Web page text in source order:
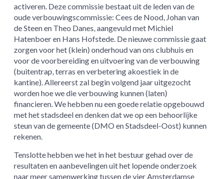
activeren. Deze commissie bestaat uit de leden van de
oude verbouwingscommissie: Cees de Nood, Johan van
de Steen en Theo Danes, aangevuld met Michiel
Hatenboer en Hans Hofstede. De nieuwe commissie gaat
zorgen voor het (klein) onderhoud van ons clubhuis en
voor de voorbereiding en uitvoering van de verbouwing
(buitentrap, terras en verbetering akoestiek in de
kantine). Allereerst zal begin volgend jaar uitgezocht
worden hoe we die verbouwing kunnen (laten)
financieren. We hebben nu een goede relatie opgebouwd
met het stadsdeel en denken dat we op een behoorlijke
steun van de gemeente (DMO en Stadsdeel-Oost) kunnen
rekenen.
Tenslotte hebben we het in het bestuur gehad over de
resultaten en aanbevelingen uit het lopende onderzoek
naar meer samenwerking tussen de vier Amsterdamse